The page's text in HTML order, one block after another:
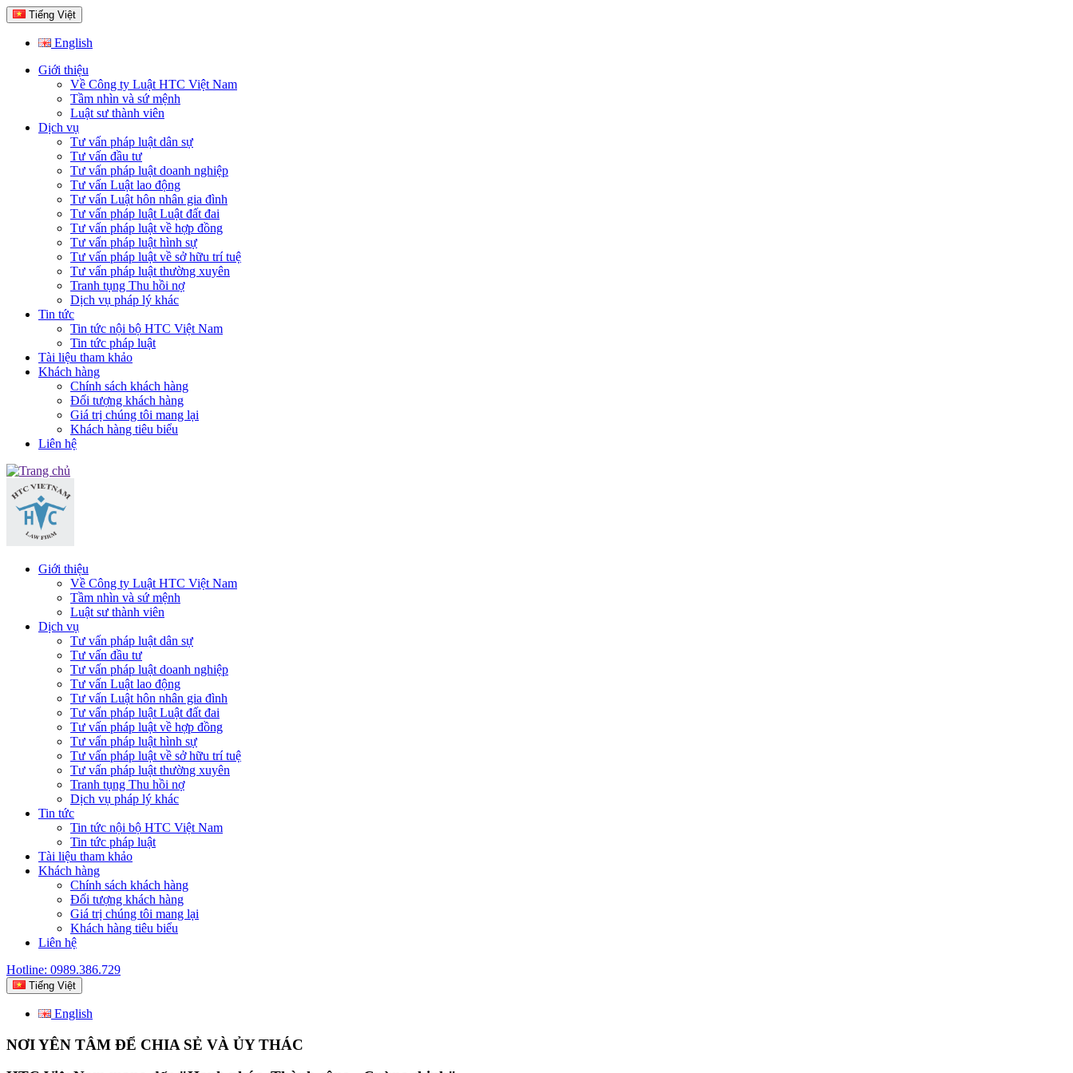
Tiếng Việt
English
Giới thiệu
Về Công ty Luật HTC Việt Nam
Tầm nhìn và sứ mệnh
Luật sư thành viên
Dịch vụ
Tư vấn pháp luật dân sự
Tư vấn đầu tư
Tư vấn pháp luật doanh nghiệp
Tư vấn Luật lao động
Tư vấn Luật hôn nhân gia đình
Tư vấn pháp luật Luật đất đai
Tư vấn pháp luật về hợp đồng
Tư vấn pháp luật hình sự
Tư vấn pháp luật về sở hữu trí tuệ
Tư vấn pháp luật thường xuyên
Tranh tụng Thu hồi nợ
Dịch vụ pháp lý khác
Tin tức
Tin tức nội bộ HTC Việt Nam
Tin tức pháp luật
Tài liệu tham khảo
Khách hàng
Chính sách khách hàng
Đối tượng khách hàng
Giá trị chúng tôi mang lại
Khách hàng tiêu biểu
Liên hệ
Giới thiệu
Về Công ty Luật HTC Việt Nam
Tầm nhìn và sứ mệnh
Luật sư thành viên
Dịch vụ
Tư vấn pháp luật dân sự
Tư vấn đầu tư
Tư vấn pháp luật doanh nghiệp
Tư vấn Luật lao động
Tư vấn Luật hôn nhân gia đình
Tư vấn pháp luật Luật đất đai
Tư vấn pháp luật về hợp đồng
Tư vấn pháp luật hình sự
Tư vấn pháp luật về sở hữu trí tuệ
Tư vấn pháp luật thường xuyên
Tranh tụng Thu hồi nợ
Dịch vụ pháp lý khác
Tin tức
Tin tức nội bộ HTC Việt Nam
Tin tức pháp luật
Tài liệu tham khảo
Khách hàng
Chính sách khách hàng
Đối tượng khách hàng
Giá trị chúng tôi mang lại
Khách hàng tiêu biểu
Liên hệ
Hotline: 0989.386.729
Tiếng Việt
English
NƠI YÊN TÂM ĐỂ CHIA SẺ VÀ ỦY THÁC